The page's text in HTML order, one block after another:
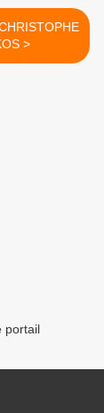
TARKOS >
portail